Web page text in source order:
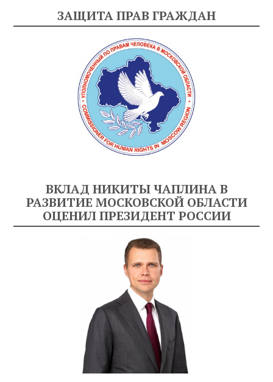
ЗАЩИТА ПРАВ ГРАЖДАН
ВКЛАД НИКИТЫ ЧАПЛИНА В
РАЗВИТИЕ МОСКОВСКОЙ ОБЛАСТИ
ОЦЕНИЛ ПРЕЗИДЕНТ РОССИИ